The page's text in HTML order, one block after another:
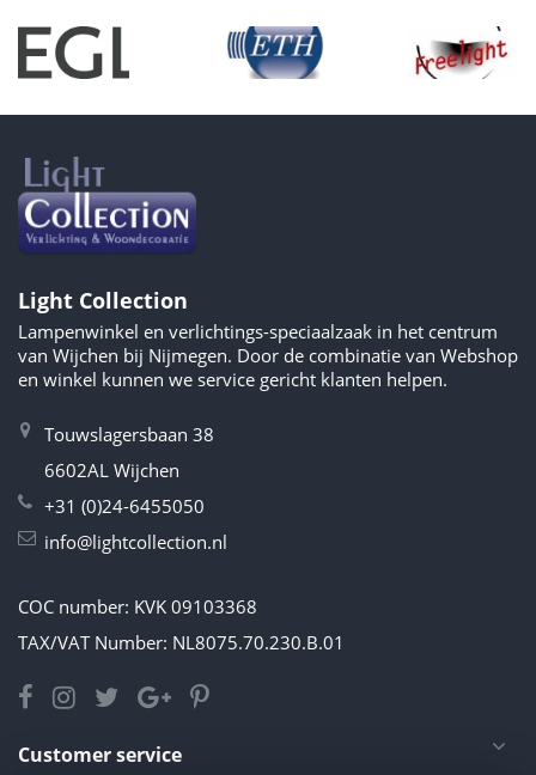
Light Collection
Lampenwinkel en verlichtings-speciaalzaak in het centrum
van Wijchen bij Nijmegen. Door de combinatie van Webshop
en winkel kunnen we service gericht klanten helpen.
Touwslagersbaan 38
6602AL Wijchen
+31 (0)24-6455050
info@lightcollection.nl
COC number: KVK 09103368
TAX/VAT Number: NL8075.70.230.B.01
Customer service